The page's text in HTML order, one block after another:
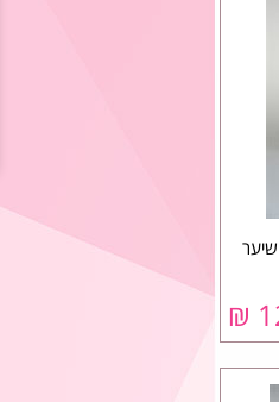
השיער
₪